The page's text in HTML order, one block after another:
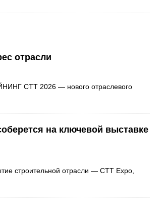
отрасли
СТТ 2026 — нового отраслевого
на ключевой выставке
строительной отрасли — CTT Expo,